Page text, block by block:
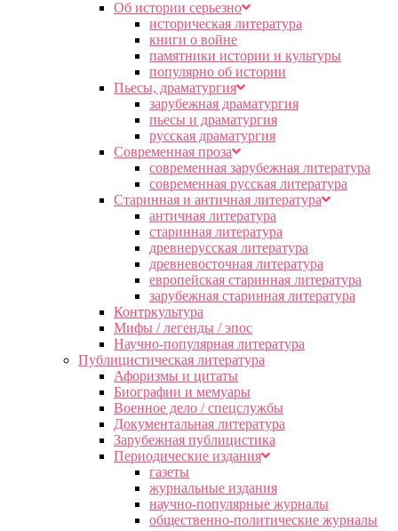
Об истории серьезно
историческая литература
книги о войне
памятники истории и культуры
популярно об истории
Пьесы, драматургия
зарубежная драматургия
пьесы и драматургия
русская драматургия
Современная проза
современная зарубежная литература
современная русская литература
Старинная и античная литература
античная литература
старинная литература
древнерусская литература
древневосточная литература
европейская старинная литература
зарубежная старинная литература
Контркультура
Мифы / легенды / эпос
Научно-популярная литература
Публицистическая литература
Афоризмы и цитаты
Биографии и мемуары
Военное дело / спецслужбы
Документальная литература
Зарубежная публицистика
Периодические издания
газеты
журнальные издания
научно-популярные журналы
общественно-политические журналы